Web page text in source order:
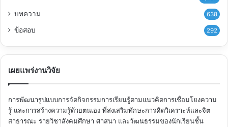
บทความ 638
ข้อสอบ 292
เผยแพร่งานวิจัย
การพัฒนารูปแบบการจัดกิจกรรมการเรียนรู้ตามแนวคิดการเชื่อมโยงความ
รู้ และการสร้างความรู้ด้วยตนเอง ที่ส่งเสริมทักษะการคิดวิเคราะห์และจิต
สาธารณะ รายวิชาสังคมศึกษา ศาสนา และวัฒนธรรมของนักเรียนชั้น